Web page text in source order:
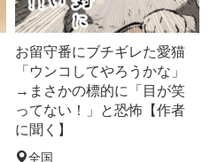
お留守番にブチギレた愛猫
「ウンコしてやろうかな」
→まさかの標的に「目が笑
ってない！」と恐怖【作者
に聞く】
全国